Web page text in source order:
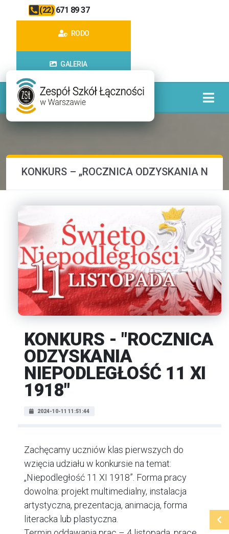
(22) 671 89 37
RODO
GALERIA
KONKURS – „ROCZNICA ODZYSKANIA
KONKURS - "ROCZNICA
ODZYSKANIA
NIEPODLEGŁOŚĆ 11 XI
1918"
2024-10-11 11:51:44
Zachęcamy uczniów klas pierwszych do
wzięcia udziału w konkursie na temat:
„Niepodległość 11 XI 1918”. Forma pracy
dowolna: projekt multimedialny, instalacja
artystyczna, prezentacja, animacja, forma
literacka lub plastyczna.